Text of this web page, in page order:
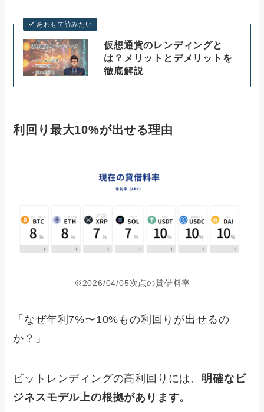
あわせて読みたい
仮想通貨のレンディングと
は？メリットとデメリットを
徹底解説
利回り最大10%が出せる理由
※2026/04/05次点の貸借料率
「なぜ年利7%〜10%もの利回りが出せるの
か？」
ビットレンディングの高利回りには、 明確なビ
ジネスモデル上の根拠があります。